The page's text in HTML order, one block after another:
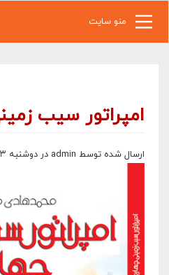
منو سایت
امپراتور سیب
ارسال شده توسط admin در دوشنبه ۱۳۹۳/۱۱/۱۳ - ۱۳:۱۵